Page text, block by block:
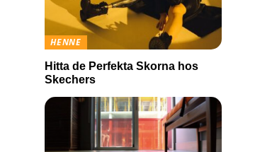
HENNE
Hitta de Perfekta Skorna hos
Skechers